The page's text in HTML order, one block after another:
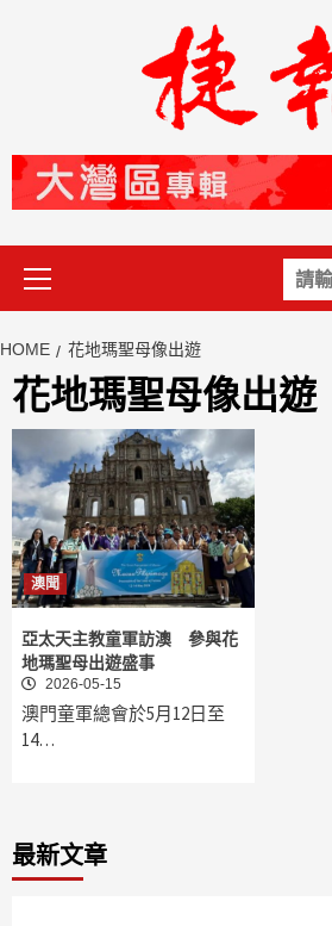
關
鍵
Primary
Menu
HOME 花地瑪聖母像出遊
花地瑪聖母像出遊
澳聞
亞太天主教童軍訪澳 參與花
地瑪聖母出遊盛事
2026-05-15
澳門童軍總會於5月12日至
14…
最新文章